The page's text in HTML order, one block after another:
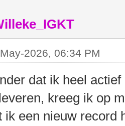
2026, 06:34 PM
dat ik heel
kreeg ik op
ik een nieuw record